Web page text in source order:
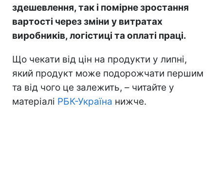
здешевлення, так і помірне зростання
вартості через зміни у витратах
виробників, логістиці та оплаті праці.
Що чекати від цін на продукти у липні,
який продукт може подорожчати першим
та від чого це залежить, – читайте у
матеріалі РБК-Україна нижче.